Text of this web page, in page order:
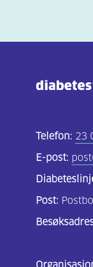
Telefon: 23
E-post:
Post: